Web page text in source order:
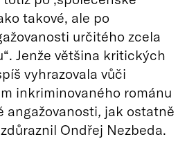
takové, ale po
určitého zcela
Jenže většina kritických
vyhrazovala vůči
inkriminovaného románu
angažovanosti, jak ostatně
zdůraznil Ondřej Nezbeda.